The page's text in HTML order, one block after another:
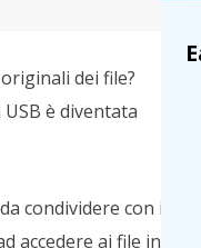
dei file?
è diventata
condividere con il
accedere ai file in